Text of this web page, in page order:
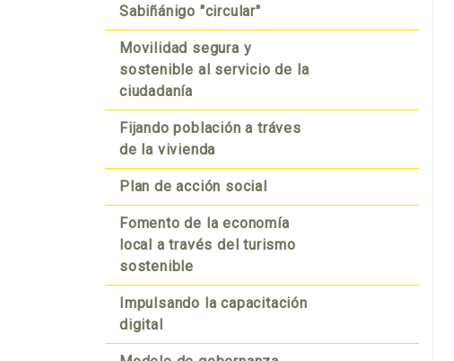
Sabiñánigo "circular"
Movilidad segura y
sostenible al servicio de la
ciudadanía
Fijando población a tráves
de la vivienda
Plan de acción social
Fomento de la economía
local a través del turismo
sostenible
Impulsando la capacitación
digital